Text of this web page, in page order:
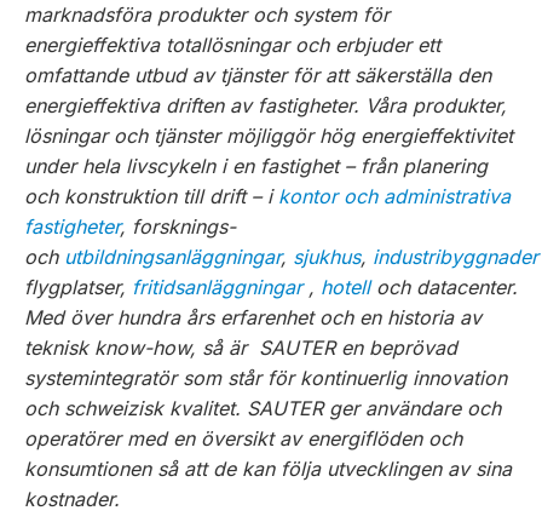
marknadsföra produkter och system för
energieffektiva totallösningar och erbjuder ett
omfattande utbud av tjänster för att säkerställa den
energieffektiva driften av fastigheter. Våra produkter,
lösningar och tjänster möjliggör hög energieffektivitet
under hela livscykeln i en fastighet – från planering
och konstruktion till drift – i kontor och administrativa
fastigheter, forsknings-
och utbildningsanläggningar, sjukhus, industribyggnader
flygplatser, fritidsanläggningar, hotelloch datacenter.
Med över hundra års erfarenhet och en historia av
teknisk know-how, så är SAUTER en beprövad
systemintegratör som står för kontinuerlig innovation
och schweizisk kvalitet. SAUTER ger användare och
operatörer med en översikt av energiflöden och
konsumtionen så att de kan följa utvecklingen av sina
kostnader.